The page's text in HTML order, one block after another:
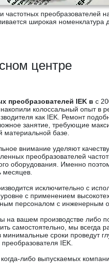
частотных преобразователей
широкая номенклатура
центре
преобразователей IEK в с
колоссальный опыт в
как IEK. Ремонт
занятие, требующие
базе.
внимание уделяют
преобразователей
оборудования. Именно
исключительно с
с применением
персоналом с инженерным
на вашем производстве либо
самостоятельно, мы всегда
сроки проведут
IEK.
либо выпускаемых